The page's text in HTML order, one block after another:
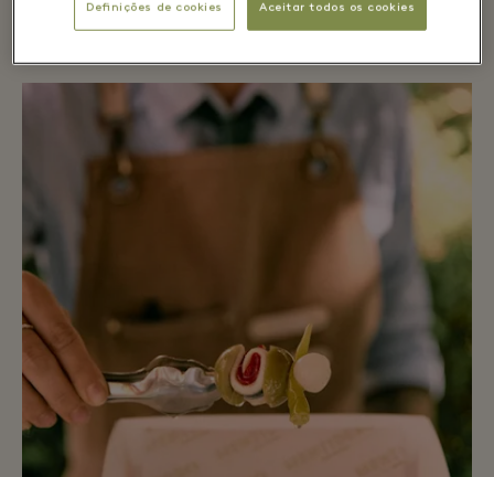
Definições de cookies Aceitar todos os cookies